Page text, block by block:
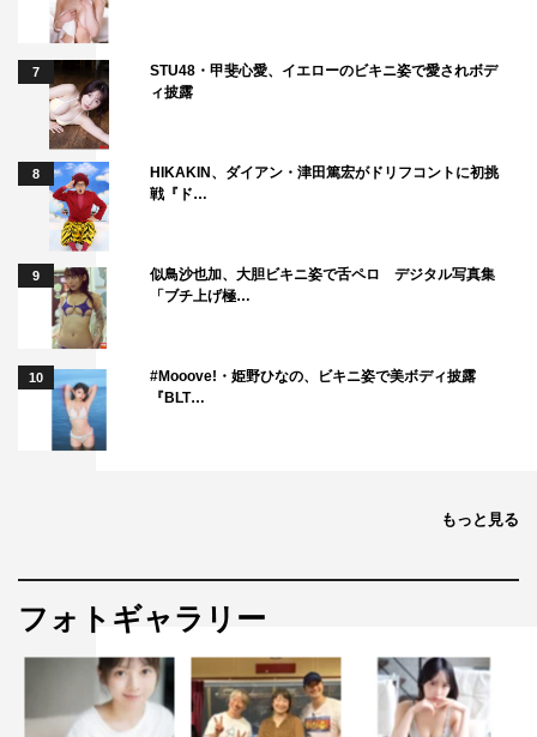
7
STU48・甲斐心愛、イエローのビキニ姿で愛されボデ
ィ披露
8
HIKAKIN、ダイアン・津田篤宏がドリフコントに初挑
戦『ド…
9
似鳥沙也加、大胆ビキニ姿で舌ペロ デジタル写真集
「ブチ上げ極…
10
#Mooove!・姫野ひなの、ビキニ姿で美ボディ披露
『BLT…
もっと見る
フォトギャラリー